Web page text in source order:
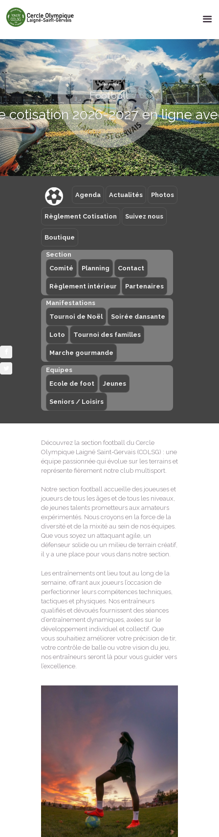
Régler en ligne
Football
cotisation 2026-2027 en ligne
Agenda Actualités Photos
Règlement Cotisation Suivez nous
Boutique
Section
Comité
Planning Contact
Règlement intérieur Partenaires
Manifestations
Tournoi de Noël
Soirée dansante
Loto Tournoi des familles
Marche gourmande
Equipes
Ecole de foot
Jeunes
Seniors / Loisirs
Découvrez la section football du Cercle
Olympique Laigné Saint-Gervais (COLSG) : une
équipe passionnée qui évolue sur les terrains et
représente fièrement notre club multisport.
Notre section football accueille des joueuses et
joueurs de tous les âges et de tous les niveaux,
de jeunes talents prometteurs aux amateurs
expérimentés. Nous croyons en la force de la
diversité et de la mixité au sein de nos équipes.
Que vous soyez un attaquant agile, un
défenseur solide ou un milieu de terrain créatif,
il y a une place pour vous dans notre section.
Les entraînements ont lieu tout au long de la
semaine, offrant aux joueurs l’occasion de
perfectionner leurs compétences techniques,
tactiques et physiques. Nos entraîneurs
qualifiés et dévoués fournissent des séances
d’entraînement dynamiques, axées sur le
développement individuel et collectif. Que
vous souhaitiez améliorer votre précision de tir,
votre contrôle de balle ou votre vision du jeu,
nos entraîneurs seront là pour vous guider vers
l’excellence.